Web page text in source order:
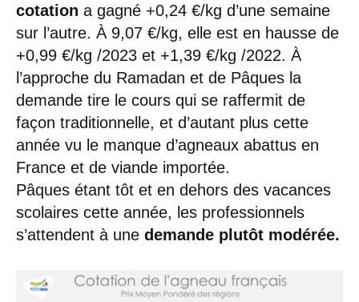
cotation a gagné +0,24 €/kg d’une semaine
sur l’autre. À 9,07 €/kg, elle est en hausse de
+0,99 €/kg /2023 et +1,39 €/kg /2022. À
l’approche du Ramadan et de Pâques la
demande tire le cours qui se raffermit de
façon traditionnelle, et d’autant plus cette
année vu le manque d’agneaux abattus en
France et de viande importée.
Pâques étant tôt et en dehors des vacances
scolaires cette année, les professionnels
s’attendent à une demande plutôt modérée.